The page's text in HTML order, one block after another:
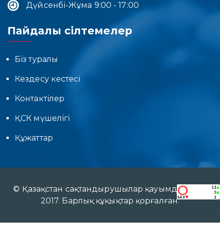
Дүйсенбі-Жұма 9:00 - 17:00
Пайдалы сілтемелер
Біз туралы
Кездесу кестесі
Контактілер
ҚСК мүшелігі
Құжаттар
© Қазақстан сақтандырушылар қауымдастығы
2017. Барлық құқықтар қорғалған.